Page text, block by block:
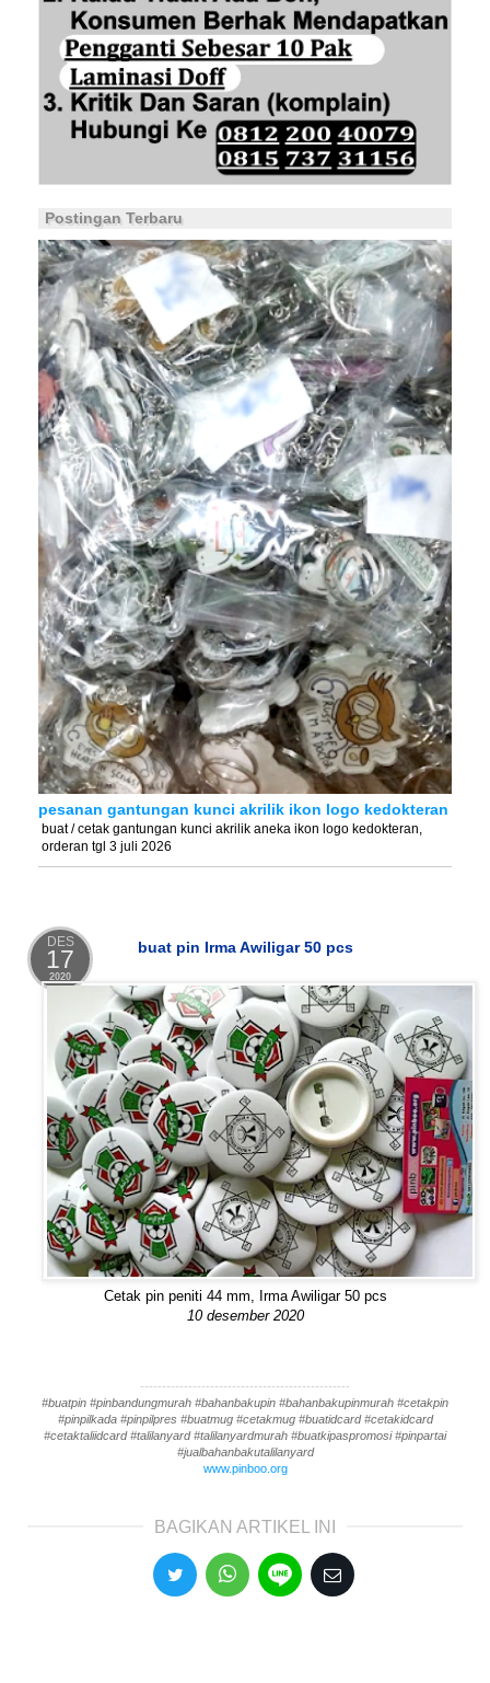
Postingan Terbaru
pesanan gantungan kunci akrilik ikon logo kedokteran
buat / cetak gantungan kunci akrilik aneka ikon logo kedokteran,
orderan tgl 3 juli 2026
DES
17
2020
buat pin Irma Awiligar 50 pcs
Cetak pin peniti 44 mm, Irma Awiligar 50 pcs
10 desember 2020
------------------------------------------------
#buatpin #pinbandungmurah #bahanbakupin #bahanbakupinmurah #cetakpin
#pinpilkada #pinpilpres #buatmug #cetakmug #buatidcard #cetakidcard
#cetaktaliidcard #talilanyard #talilanyardmurah #buatkipaspromosi #pinpartai
#jualbahanbakutalilanyard
www.pinboo.org
BAGIKAN ARTIKEL INI